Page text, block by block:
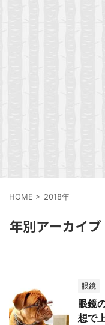
HOME > 2018年
年別アーカイ
眼鏡
眼鏡
想で